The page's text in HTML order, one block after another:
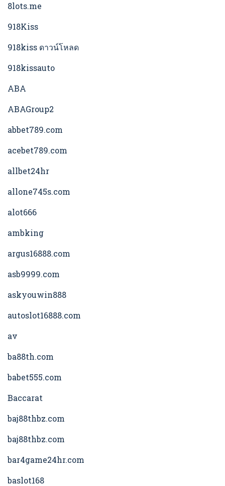
8lots.me
918Kiss
918kiss ดาวน์โหลด
918kissauto
ABA
ABAGroup2
abbet789.com
acebet789.com
allbet24hr
allone745s.com
alot666
ambking
argus16888.com
asb9999.com
askyouwin888
autoslot16888.com
av
ba88th.com
babet555.com
Baccarat
baj88thbz.com
baj88thbz.com
bar4game24hr.com
baslot168